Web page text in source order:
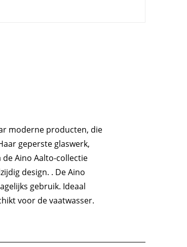
moderne producten, die
geperste glaswerk,
Aino Aalto-collectie
design. . De Aino
gebruik. Ideaal
voor de vaatwasser.